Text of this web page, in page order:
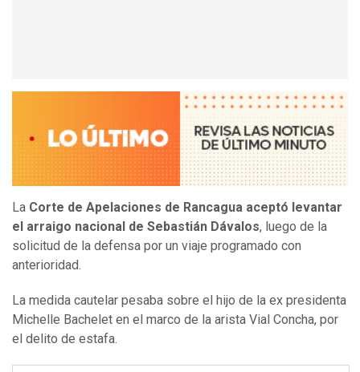
La Corte de Apelaciones de Rancagua aceptó levantar
el arraigo nacional de Sebastián Dávalos, luego de la
solicitud de la defensa por un viaje programado con
anterioridad.
La medida cautelar pesaba sobre el hijo de la ex presidenta
Michelle Bachelet en el marco de la arista Vial Concha, por
el delito de estafa.